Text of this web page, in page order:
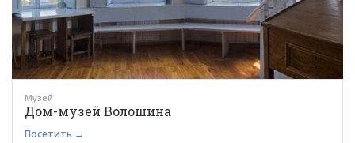
Музей
Дом-музей Волошина
Посетить →